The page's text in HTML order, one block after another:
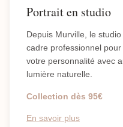
Portrait en studio
Depuis Murville, le
cadre professionnel
votre personnalité avec
lumière naturelle.
Collection dès 95€
En savoir plus